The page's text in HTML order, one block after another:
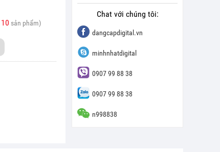
10 sản phẩm)
Chat với chúng tôi:
dangcapdigital.vn
minhnhatdigital
0907 99 88 38
0907 99 88 38
n998838